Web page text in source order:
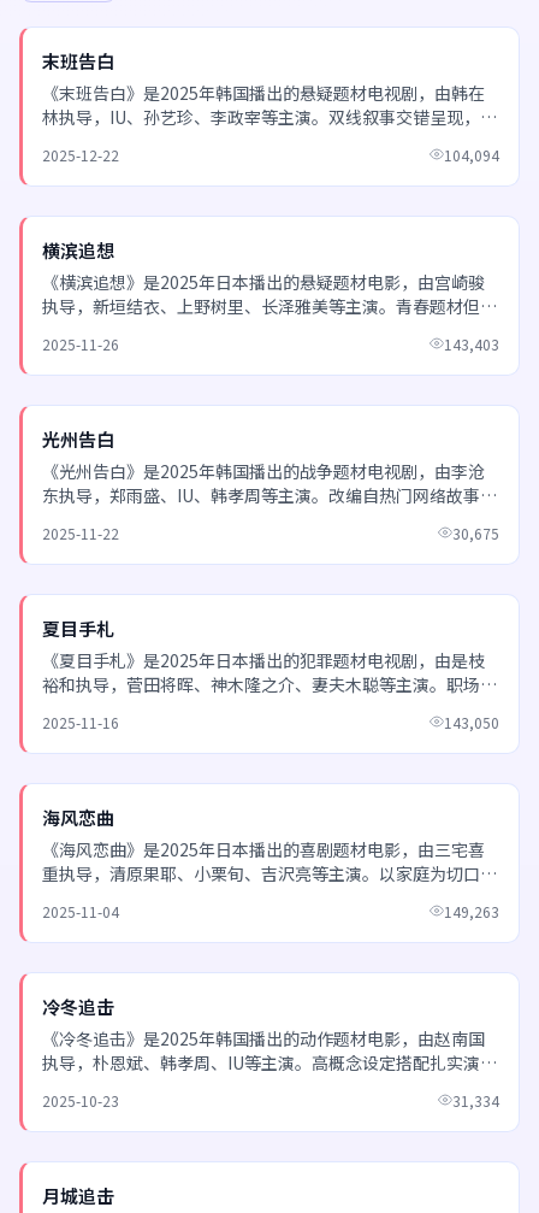
末班告白
《末班告白》是2025年韩国播出的悬疑题材电视剧，由韩在
林执导，IU、孙艺珍、李政宰等主演。双线叙事交错呈现，过
2025-12-22 104,094
横滨追想
《横滨追想》是2025年日本播出的悬疑题材电影，由宫崎骏
执导，新垣结衣、上野树里、长泽雅美等主演。青春题材但不
2025-11-26 143,403
光州告白
《光州告白》是2025年韩国播出的战争题材电视剧，由李沧
东执导，郑雨盛、IU、韩孝周等主演。改编自热门网络故事，
2025-11-22 30,675
夏目手札
《夏目手札》是2025年日本播出的犯罪题材电视剧，由是枝
裕和执导，菅田将晖、神木隆之介、妻夫木聪等主演。职场新
2025-11-16 143,050
海风恋曲
《海风恋曲》是2025年日本播出的喜剧题材电影，由三宅喜
重执导，清原果耶、小栗旬、吉沢亮等主演。以家庭为切口观
2025-11-04 149,263
冷冬追击
《冷冬追击》是2025年韩国播出的动作题材电影，由赵南国
执导，朴恩斌、韩孝周、IU等主演。高概念设定搭配扎实演
2025-10-23 31,334
月城追击